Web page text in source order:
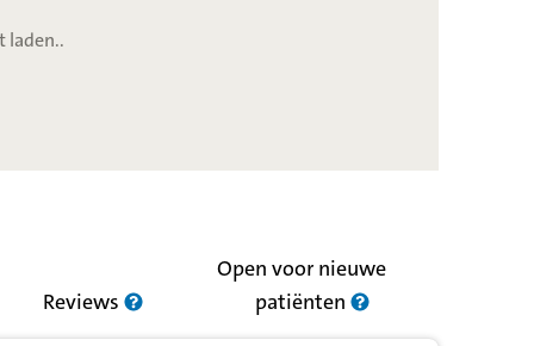
laden..
Reviews
Open voor nieuwe
patiënten